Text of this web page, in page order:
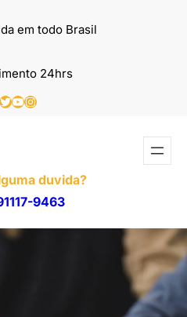
em todo Brasil
24hrs
Youtube
Instagram
duvida?
9463